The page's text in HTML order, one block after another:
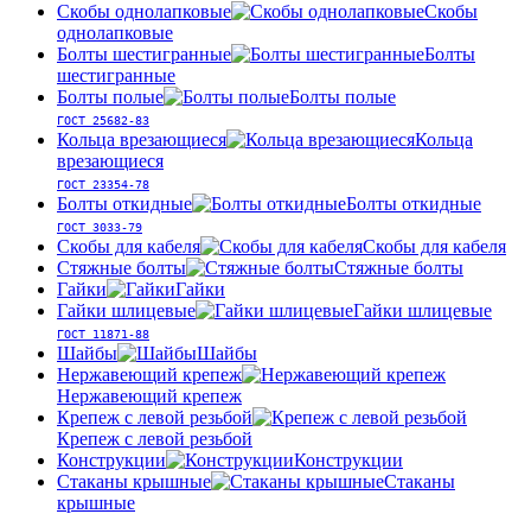
Скобы однолапковые
Скобы
однолапковые
Болты шестигранные
Болты
шестигранные
Болты полые
Болты полые
ГОСТ 25682-83
Кольца врезающиеся
Кольца
врезающиеся
ГОСТ 23354-78
Болты откидные Болты откидные
ГОСТ 3033-79
Скобы для кабеля
Скобы для кабеля
Стяжные болты
Стяжные болты
Гайки
Гайки
Гайки шлицевые
Гайки шлицевые
ГОСТ 11871-88
Шайбы
Шайбы
Нержавеющий крепеж
Нержавеющий крепеж
Крепеж с левой резьбой
Крепеж с левой резьбой
Конструкции
Конструкции
Стаканы крышные
Стаканы
крышные